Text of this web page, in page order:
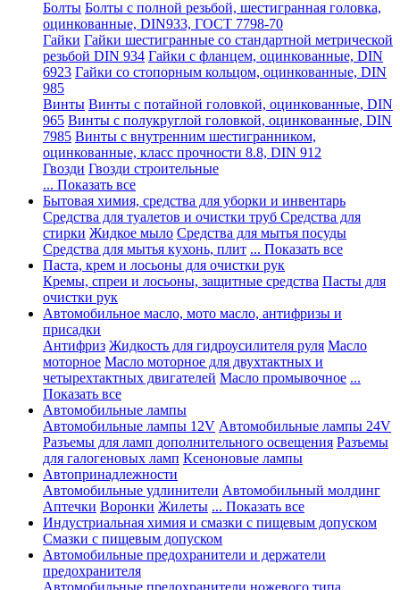
Болты Болты с полной резьбой, шестигранная головка,
оцинкованные, DIN933, ГОСТ 7798-70
Гайки Гайки шестигранные со стандартной метрической
резьбой DIN 934 Гайки с фланцем, оцинкованные, DIN
6923 Гайки со стопорным кольцом, оцинкованные, DIN
985
Винты Винты с потайной головкой, оцинкованные, DIN
965 Винты с полукруглой головкой, оцинкованные, DIN
7985 Винты с внутренним шестигранником,
оцинкованные, класс прочности 8.8, DIN 912
Гвозди Гвозди строительные
... Показать все
Бытовая химия, средства для уборки и инвентарь
Средства для туалетов и очистки труб Средства для
стирки Жидкое мыло Средства для мытья посуды
Средства для мытья кухонь, плит ... Показать все
Паста, крем и лосьоны для очистки рук
Кремы, спреи и лосьоны, защитные средства Пасты для
очистки рук
Автомобильное масло, мото масло, антифризы и
присадки
Антифриз Жидкость для гидроусилителя руля Масло
моторное Масло моторное для двухтактных и
четырехтактных двигателей Масло промывочное ...
Показать все
Автомобильные лампы
Автомобильные лампы 12V Автомобильные лампы 24V
Разъемы для ламп дополнительного освещения Разъемы
для галогеновых ламп Ксеноновые лампы
Автопринадлежности
Автомобильные удлинители Автомобильный молдинг
Аптечки Воронки Жилеты ... Показать все
Индустриальная химия и смазки с пищевым допуском
Смазки с пищевым допуском
Автомобильные предохранители и держатели
предохранителя
Автомобильные предохранители ножевого типа